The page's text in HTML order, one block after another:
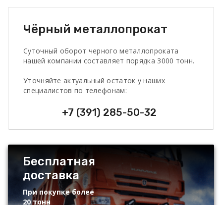
Чёрный металлопрокат
Суточный оборот черного металлопроката
нашей компании составляет порядка 3000 тонн.
Уточняйте актуальный остаток у наших
специалистов по телефонам:
+7 (391) 285-50-32
Бесплатная
доставка
При покупке более
20 тонн